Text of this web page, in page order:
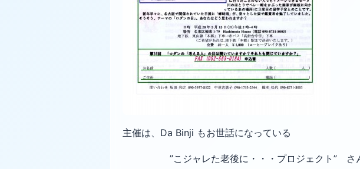
主催は、Da Binji もお世話になっている
”こジャレた老後に・・・プロジェクト” さん